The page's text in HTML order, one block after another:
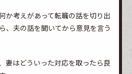
か考えがあって転職の話を切り出
、夫の話を聞いてから意見を言う
妻はどういった対応を取ったら良